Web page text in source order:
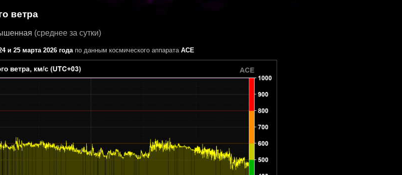
ветра
(среднее за сутки)
и 25 марта 2026 годапо данным космического аппарата ACE